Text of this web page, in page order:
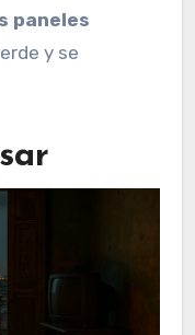
paneles
y se